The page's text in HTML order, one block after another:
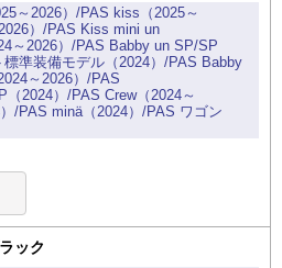
～2026）/PAS kiss（2025～
）/PAS Kiss mini un
～2026）/PAS Babby un SP/SP
準装備モデル（2024）/PAS Babby
～2026）/PAS
2024）/PAS Crew（2024～
/PAS minä（2024）/PAS ワゴン
ック